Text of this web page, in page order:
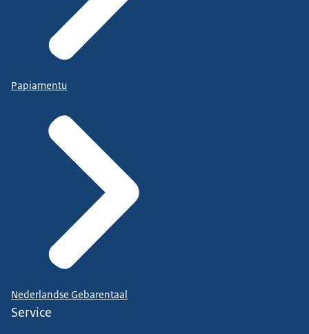
Papiamentu
Nederlandse Gebarentaal
Service